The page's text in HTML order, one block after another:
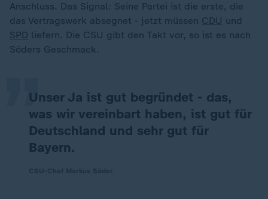
Anschluss. Das Signal: Seine Partei ist die erste, die
das Vertragswerk absegnet - jetzt müssen CDU und
SPD liefern. Die CSU gibt den Takt vor, so ist es nach
Söders Geschmack.
Unser Ja ist gut begründet - das,
was wir vereinbart haben, ist gut für
Deutschland und sehr gut für
Bayern.
„